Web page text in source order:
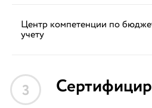
Центр компетенции по
учету
3